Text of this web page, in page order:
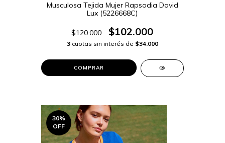
Musculosa Tejida Mujer Rapsodia David
Lux (5226668C)
$120.000 $102.000
3 cuotas sin interés de $34.000
COMPRAR
30%
OFF